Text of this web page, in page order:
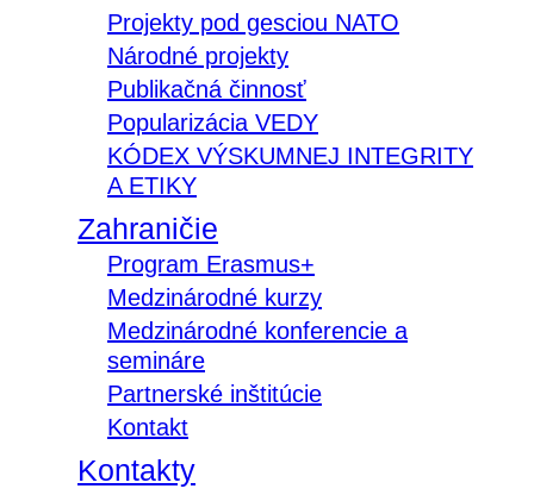
Projekty pod gesciou NATO
Národné projekty
Publikačná činnosť
Popularizácia VEDY
KÓDEX VÝSKUMNEJ INTEGRITY
A ETIKY
Zahraničie
Program Erasmus+
Medzinárodné kurzy
Medzinárodné konferencie a
semináre
Partnerské inštitúcie
Kontakt
Kontakty